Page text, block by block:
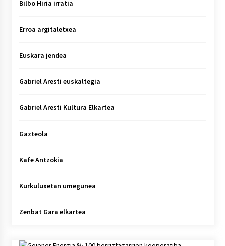
Bilbo Hiria irratia
Erroa argitaletxea
Euskara jendea
Gabriel Aresti euskaltegia
Gabriel Aresti Kultura Elkartea
Gazteola
Kafe Antzokia
Kurkuluxetan umegunea
Zenbat Gara elkartea